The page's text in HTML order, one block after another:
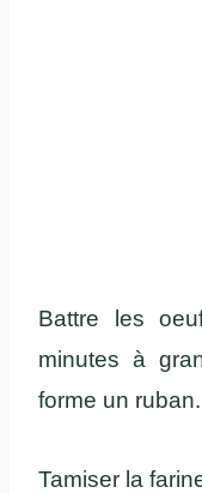
Battre les
minutes à
forme un ruban.
Tamiser la